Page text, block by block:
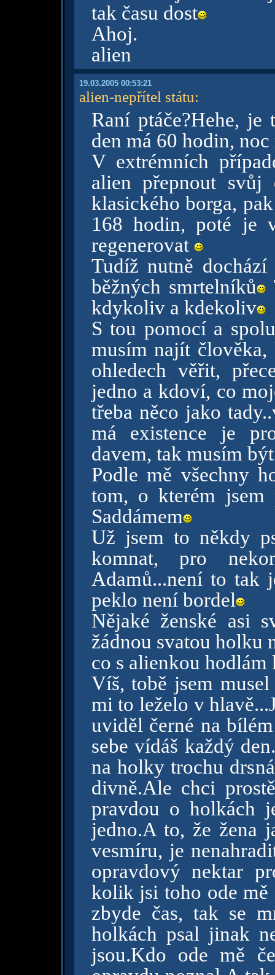
tak času dost
Ahoj.
alien
19.03.2005 00:53:21
alien-nepřítel státu:
Raní ptáče?Hehe,
den má 60 hodin,
V extrémních
alien přepnout svůj
klasického borga,
168 hodin, poté je
regenerovat
Tudíž nutně
běžných smrtelníků
kdykoliv a kdekoliv
S tou pomocí a
musím najít
ohledech věřit,
jedno a kdoví, co
třeba něco jako
má existence je
davem, tak musím
Podle mě všechny
tom, o kterém jsem
Saddámem
Už jsem to někdy
komnat, pro
Adamů...není to tak
peklo není bordel
Nějaké ženské asi
žádnou svatou holku
co s alienkou
Víš, tobě jsem
mi to leželo v
uviděl černé na
sebe vídáš každý
na holky trochu
divně.Ale chci
pravdou o holkách
jedno.A to, že žena
vesmíru, je
opravdový nektar
kolik jsi toho ode mě
zbyde čas, tak se
holkách psal jinak
jsou.Kdo ode mě